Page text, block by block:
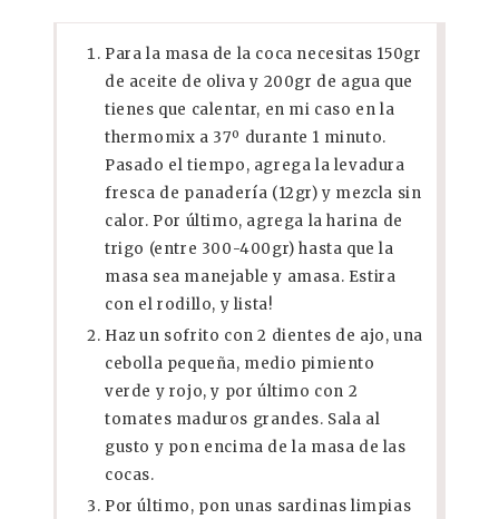
Para la masa de la coca necesitas 150gr
de aceite de oliva y 200gr de agua que
tienes que calentar, en mi caso en la
thermomix a 37º durante 1 minuto.
Pasado el tiempo, agrega la levadura
fresca de panadería (12gr) y mezcla sin
calor. Por último, agrega la harina de
trigo (entre 300-400gr) hasta que la
masa sea manejable y amasa. Estira
con el rodillo, y lista!
Haz un sofrito con 2 dientes de ajo, una
cebolla pequeña, medio pimiento
verde y rojo, y por último con 2
tomates maduros grandes. Sala al
gusto y pon encima de la masa de las
cocas.
Por último, pon unas sardinas limpias